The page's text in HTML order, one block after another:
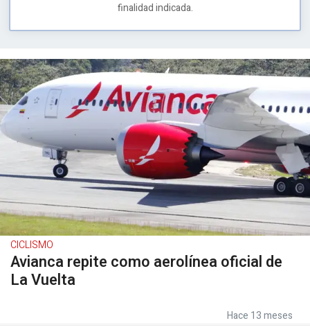
finalidad indicada.
CICLISMO
Avianca repite como aerolínea oficial de
La Vuelta
Hace 13 meses